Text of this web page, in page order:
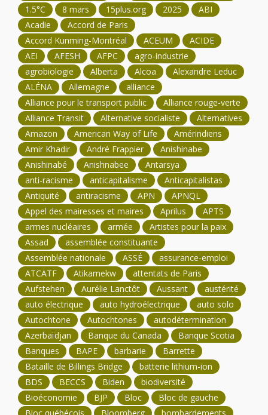
1.5°C
8 mars 15plus.org 2025
ABI
Acadie
Accord de Paris
Accord Kunming-Montréal
ACEUM
ACIDE
AEI
AFESH AFPC
agro-industrie
agrobiologie
Alberta Alcoa
Alexandre Leduc
ALÉNA
Allemagne
alliance
Alliance pour le transport public
Alliance rouge-verte
Alliance Transit
Alternative socialiste
Alternatives
Amazon
American Way of Life
Amérindiens
Amir Khadir
André Frappier
Anishinabe
Anishinabé
Anishnabee
Antarsya
anti-racisme
anticapitalisme
Anticapitalistas
Antiquité
antiracisme APN
APNQL
Appel des mairesses et maires
Aprilus
APTS
armes nucléaires
armée
Artistes pour la paix
Assad
assemblée constituante
Assemblée nationale
ASSÉ
assurance-emploi
ATCATF
Atikamekw
attentats de Paris
Aufstehen
Aurélie Lanctôt Aussant
austérité
auto électrique
auto hydroélectrique
auto solo
Autochtone
Autochtones
autodétermination
Azerbaïdjan
Banque du Canada
Banque Scotia
Banques
BAPE barbarie
Barrette
Bataille de Billings Bridge
batterie lithium-ion
BDS
BECCS Biden
biodiversité
Bioéconomie
BJP Bloc
Bloc de gauche